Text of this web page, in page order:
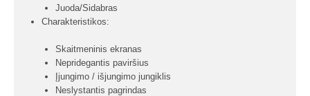
Juoda/Sidabras
Charakteristikos:
Skaitmeninis ekranas
Nepridegantis paviršius
Įjungimo / išjungimo jungiklis
Neslystantis pagrindas